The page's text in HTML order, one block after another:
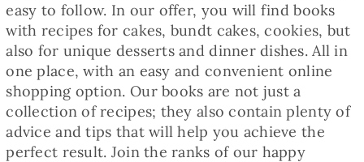
Preserves
Meals
Healthy and fit
easy to follow. In our offer, you will find books
with recipes for cakes, bundt cakes, cookies, but
also for unique desserts and dinner dishes. All in
one place, with an easy and convenient online
shopping option. Our books are not just a
collection of recipes; they also contain plenty of
advice and tips that will help you achieve the
perfect result. Join the ranks of our happy